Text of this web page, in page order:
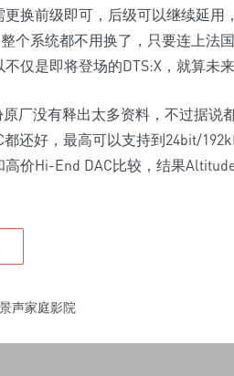
更换前级即可，后级可以继续延
个系统都不用换了，只要连上法
仅是即将登场的DTS:X，就算未
原厂没有释出太多资料，不过据说
都还好，最高可以支持到24bit/
价Hi-End DAC比较，结果